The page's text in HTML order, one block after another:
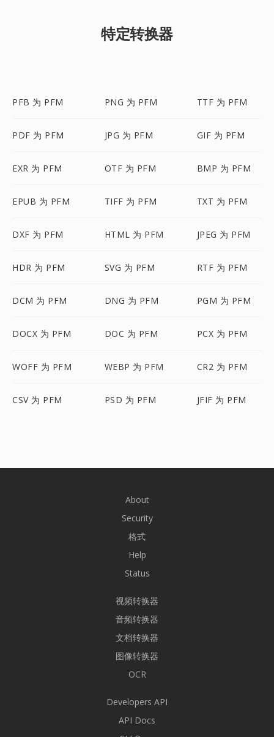
特定转换器
PFB 为 PFM PNG 为 PFM TTF 为 PFM
PDF 为 PFM JPG 为 PFM GIF 为 PFM
EXR 为 PFM OTF 为 PFM BMP 为 PFM
EPUB 为 PFM TIFF 为 PFM TXT 为 PFM
DXF 为 PFM HTML 为 PFM JPEG 为 PFM
HDR 为 PFM SVG 为 PFM RTF 为 PFM
DCM 为 PFM DNG 为 PFM PGM 为 PFM
DOCX 为 PFM DOC 为 PFM PCX 为 PFM
WOFF 为 PFM WEBP 为 PFM CR2 为 PFM
CSV 为 PFM PSD 为 PFM JFIF 为 PFM
About
Security
格式
Help
Status
视频转换器
音频转换器
文档转换器
图像转换器
OCR
Developers API
API Docs